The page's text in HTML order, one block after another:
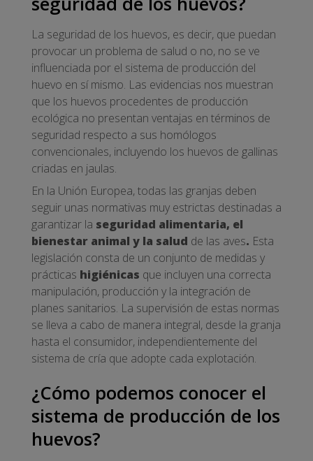
La seguridad de los huevos, es decir, que puedan
provocar un problema de salud o no, no se ve
influenciada por el sistema de producción del
huevo en sí mismo. Las evidencias nos muestran
que los huevos procedentes de producción
ecológica no presentan ventajas en términos de
seguridad respecto a sus homólogos
convencionales, incluyendo los huevos de gallinas
criadas en jaulas.
En la Unión Europea, todas las granjas deben
seguir unas normativas muy estrictas destinadas a
garantizar la seguridad alimentaria, el
bienestar animal y la salud de las aves. Esta
legislación consta de un conjunto de medidas y
prácticas higiénicas que incluyen una correcta
manipulación, producción y la integración de
planes sanitarios. La supervisión de estas normas
se lleva a cabo de manera integral, desde la granja
hasta el consumidor, independientemente del
sistema de cría que adopte cada explotación.
¿Cómo podemos conocer el
sistema de producción de los
huevos?